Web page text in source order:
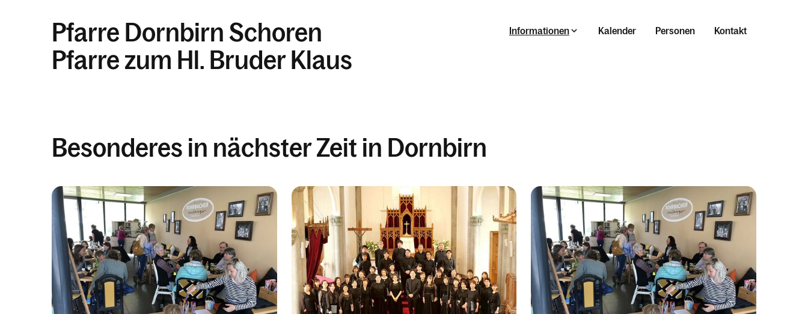
Pfarre Dornbirn Schoren
Pfarre zum Hl. Bruder Klaus
Informationen Kalender Personen Kontakt
Besonderes in nächster Zeit in Dornbirn